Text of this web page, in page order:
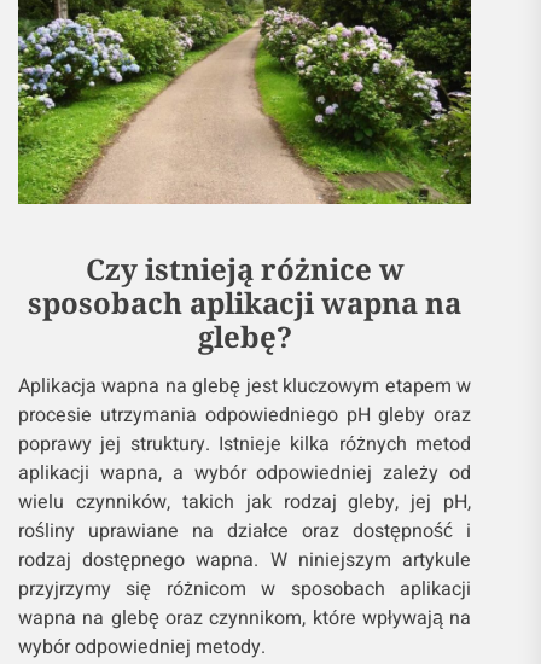
Czy istnieją różnice w
sposobach aplikacji wapna na
glebę?
Aplikacja wapna na glebę jest kluczowym etapem w
procesie utrzymania odpowiedniego pH gleby oraz
poprawy jej struktury. Istnieje kilka różnych metod
aplikacji wapna, a wybór odpowiedniej zależy od
wielu czynników, takich jak rodzaj gleby, jej pH,
rośliny uprawiane na działce oraz dostępność i
rodzaj dostępnego wapna. W niniejszym artykule
przyjrzymy się różnicom w sposobach aplikacji
wapna na glebę oraz czynnikom, które wpływają na
wybór odpowiedniej metody.